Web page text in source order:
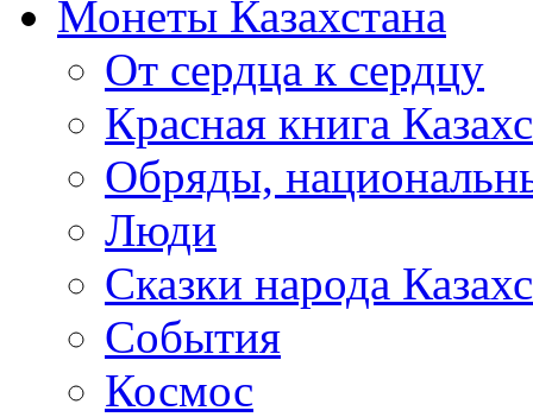
Монеты Казахстана
От сердца к сердцу
Красная книга
Обряды,
Люди
Сказки народа
События
Космос